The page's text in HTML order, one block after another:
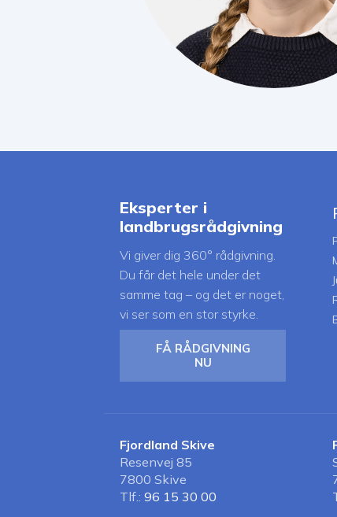
Eksperter i
landbrugsrådgivning
Vi giver dig 360° rådgivning.
Du får det hele under det
samme tag – og det er noget,
vi ser som en stor styrke.
FÅ RÅDGIVNING
NU
Fjordland Skive
Resenvej 85
7800 Skive
Tlf.: 96 15 30 00